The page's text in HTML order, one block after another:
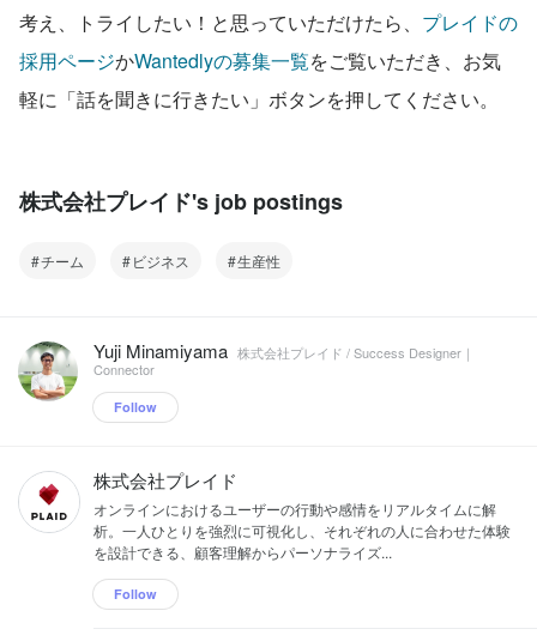
考え、トライしたい！と思っていただけたら、 プレイドの
採用ページかWantedlyの募集一覧をご覧いただき、お気
軽に「話を聞きに行きたい」ボタンを押してください。
株式会社プレイド's job postings
チーム ビジネス 生産性
Yuji Minamiyama 株式会社プレイド / Success Designer｜
Connector
Follow
株式会社プレイド
オンラインにおけるユーザーの行動や感情をリアルタイムに解
析。一人ひとりを強烈に可視化し、それぞれの人に合わせた体験
を設計できる、顧客理解からパーソナライズ...
Follow